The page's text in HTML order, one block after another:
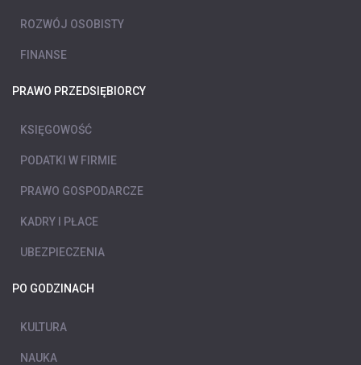
ROZWÓJ OSOBISTY
FINANSE
PRAWO PRZEDSIĘBIORCY
KSIĘGOWOŚĆ
PODATKI W FIRMIE
PRAWO GOSPODARCZE
KADRY I PŁACE
UBEZPIECZENIA
PO GODZINACH
KULTURA
NAUKA